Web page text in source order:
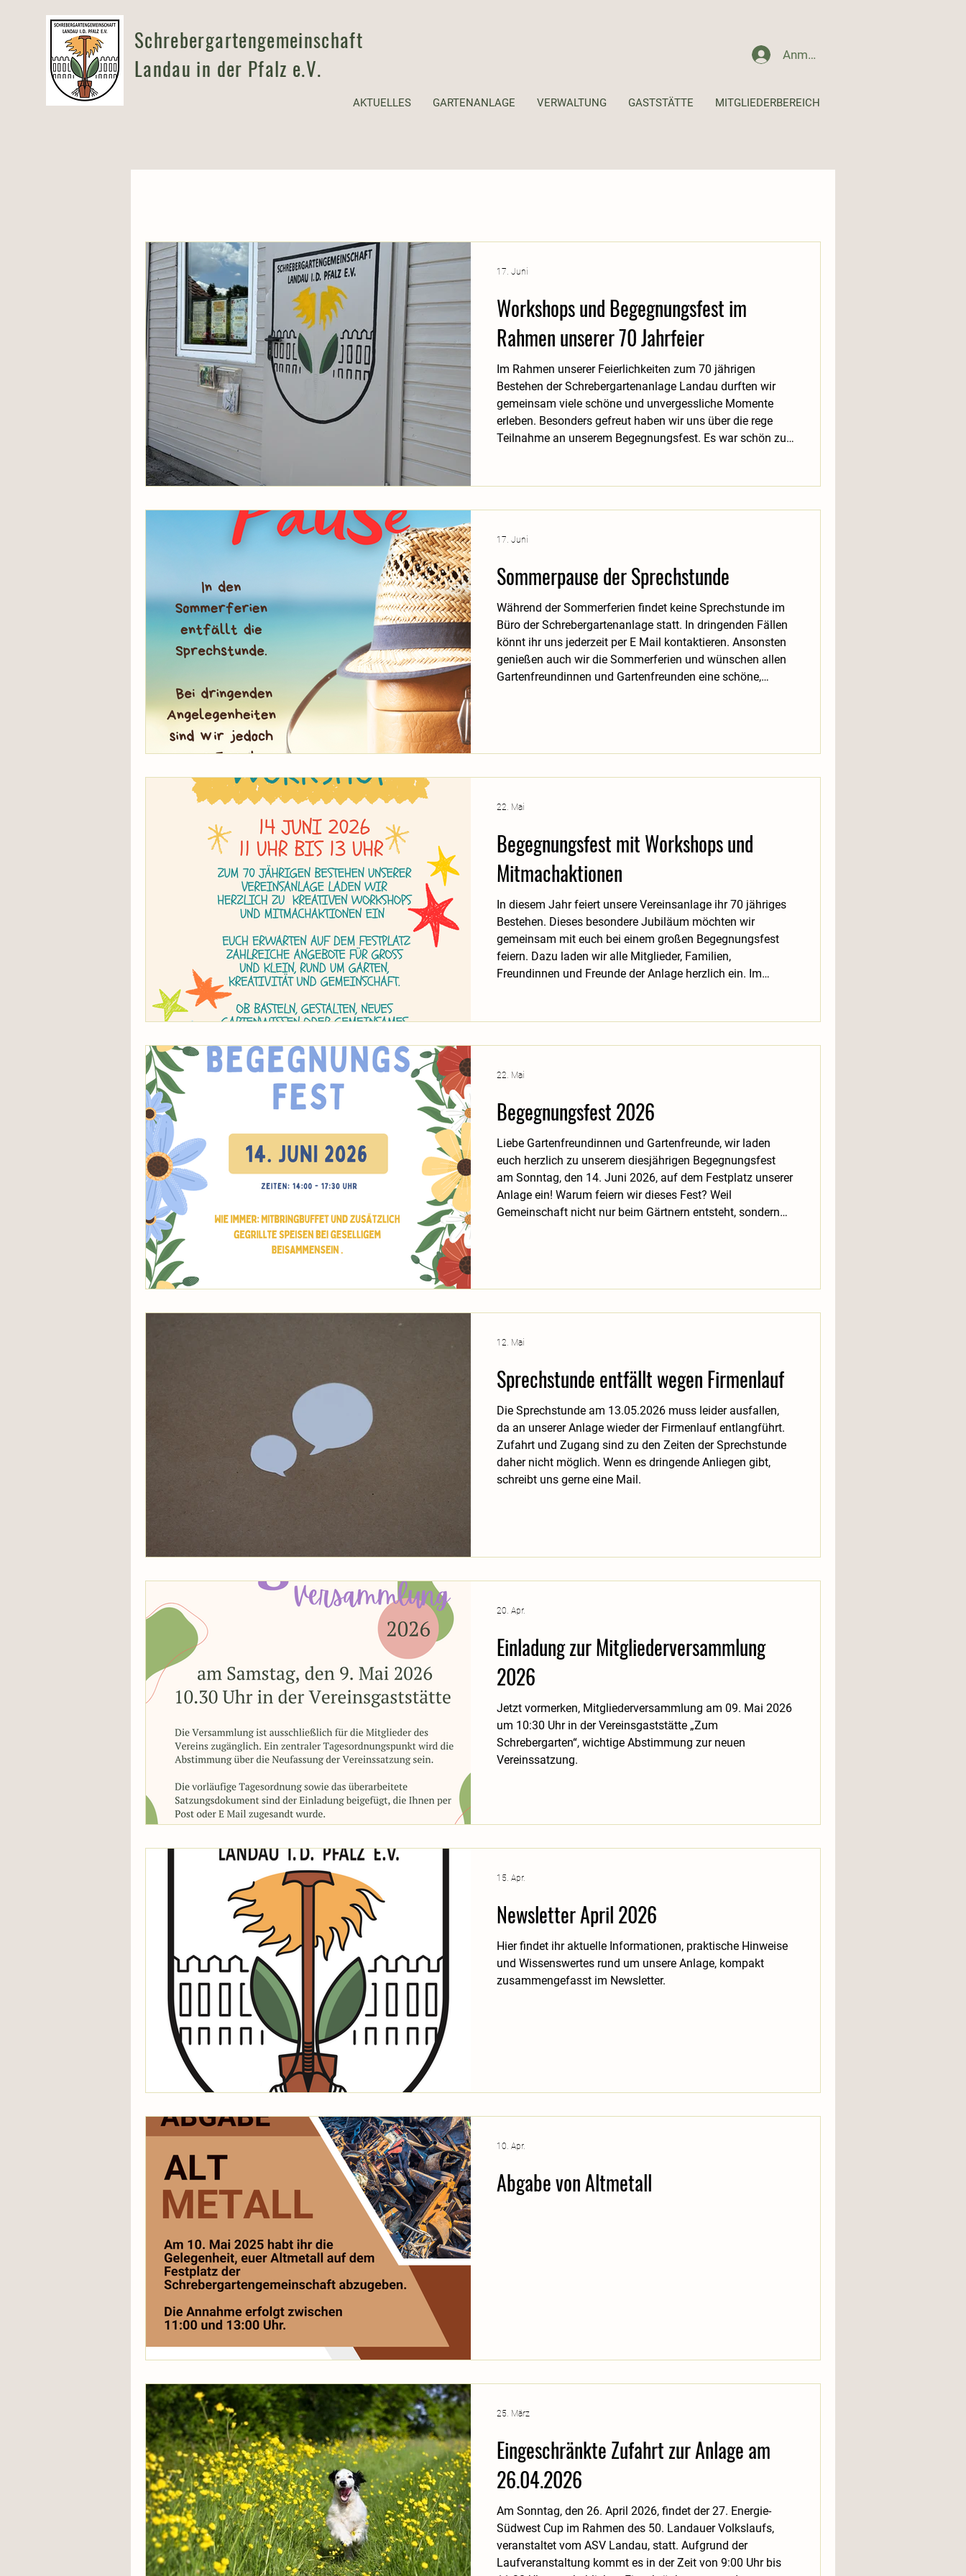
Schrebergartengemeinschaft
Landau in der Pfalz e.V.
Anmelden
AKTUELLES GARTENANLAGE VERWALTUNG GASTSTÄTTE MITGLIEDERBEREICH
Workshops und Begegnungsfest im
Rahmen unserer 70 Jahrfeier
Im Rahmen unserer Feierlichkeiten zum 70 jährigen
Bestehen der Schrebergartenanlage Landau durften wir
gemeinsam viele schöne und unvergessliche Momente
erleben. Besonders gefreut haben wir uns über die rege
Teilnahme an unserem Begegnungsfest. Es war schön zu
entspannter Atmosphäre wurden viele gute Gespräche
geführt, Erfahrungen ausgetauscht und neue Kontakte
17. Juni
Sommerpause der Sprechstunde
Während der Sommerferien findet keine Sprechstunde im
Büro der Schrebergartenanlage statt. In dringenden Fällen
könnt ihr uns jederzeit per E Mail kontaktieren. Ansonsten
genießen auch wir die Sommerferien und wünschen allen
Gartenfreundinnen und Gartenfreunden eine schöne,
17. Juni
Begegnungsfest mit Workshops und
Mitmachaktionen
In diesem Jahr feiert unsere Vereinsanlage ihr 70 jähriges
Bestehen. Dieses besondere Jubiläum möchten wir
gemeinsam mit euch bei einem großen Begegnungsfest
feiern. Dazu laden wir alle Mitglieder, Familien,
Freundinnen und Freunde der Anlage herzlich ein. Im
am Festtag selbst werden verschiedene Mitglieder unserer
Gemeinschaft spannende Workshops und
22. Mai
Begegnungsfest 2026
Liebe Gartenfreundinnen und Gartenfreunde, wir laden
euch herzlich zu unserem diesjährigen Begegnungsfest
am Sonntag, den 14. Juni 2026, auf dem Festplatz unserer
Anlage ein! Warum feiern wir dieses Fest? Weil
Gemeinschaft nicht nur beim Gärtnern entsteht, sondern
22. Mai
Sprechstunde entfällt wegen Firmenlauf
Die Sprechstunde am 13.05.2026 muss leider ausfallen,
da an unserer Anlage wieder der Firmenlauf entlangführt.
Zufahrt und Zugang sind zu den Zeiten der Sprechstunde
daher nicht möglich. Wenn es dringende Anliegen gibt,
schreibt uns gerne eine Mail.
12. Mai
Einladung zur Mitgliederversammlung
2026
Jetzt vormerken, Mitgliederversammlung am 09. Mai 2026
um 10:30 Uhr in der Vereinsgaststätte „Zum
Schrebergarten“, wichtige Abstimmung zur neuen
Vereinssatzung.
20. Apr.
Newsletter April 2026
Hier findet ihr aktuelle Informationen, praktische Hinweise
und Wissenswertes rund um unsere Anlage, kompakt
zusammengefasst im Newsletter.
15. Apr.
Abgabe von Altmetall
10. Apr.
Eingeschränkte Zufahrt zur Anlage am
26.04.2026
Am Sonntag, den 26. April 2026, findet der 27. Energie-
Südwest Cup im Rahmen des 50. Landauer Volkslaufs,
veranstaltet vom ASV Landau, statt. Aufgrund der
Laufveranstaltung kommt es in der Zeit von 9:00 Uhr bis
25. März